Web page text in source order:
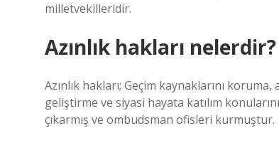
milletvekilleridir.
Azınlık hakları nelerdir?
Azınlık hakları; Geçim kaynaklarını
geliştirme ve siyasi hayata katılım
çıkarmış ve ombudsman ofisleri kurmuştur.